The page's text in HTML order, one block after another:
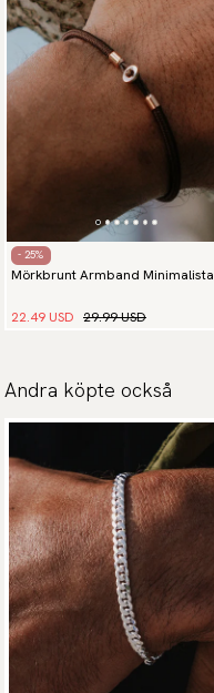
- 25%
Mörkbrunt Armband Minimalista
22.49 USD 29.99 USD
Andra köpte också